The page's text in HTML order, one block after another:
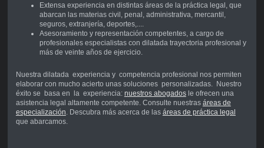
Extensa experiencia en distintas áreas de la práctica legal, que
abarcan las materias civil, penal, administrativa, mercantil,
seguros, extranjería, deportes,....
Asesoramiento y representación competentes, a cargo de
profesionales especialistas con dilatada trayectoria profesional y
más de veinte años de ejercicio.
Nuestra dilatada experiencia y competencia profesional nos permiten
elaborar con mucho acierto unas soluciones personalizadas. Nuestro
éxito se basa en la experiencia: nuestros abogadosle ofrecen una
asistencia legal altamente competente. Consulte nuestras áreas de
especialización. Descubra más acerca de las áreas de práctica legal
que abarcamos.